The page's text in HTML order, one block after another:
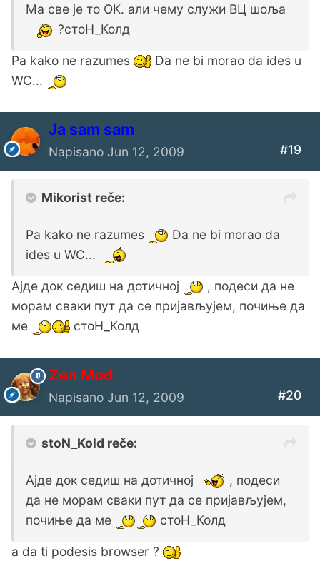
Ма све је то ОК. али чему служи ВЦ шоља
?стоН_Колд
Pa kako ne razumes
Da ne bi morao da ides u
WC...
Ја sam sam
Napisano Jun 12, 2009 #19
Mikorist reče:
Pa kako ne razumes
Da ne bi morao da
ides u WC...
Ајде док седиш на дотичној
, подеси да не
морам сваки пут да се пријављујем, почиње да
ме
стоН_Колд
Zen Mod
Napisano Jun 12, 2009 #20
stoN_Kold reče:
Ајде док седиш на дотичној
, подеси
да не морам сваки пут да се пријављујем,
почиње да ме
стоН_Колд
a da ti podesis browser ?